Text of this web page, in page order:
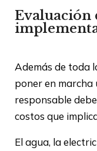
contratar una
Evaluación
Además de toda
poner en marcha
responsable
costos que
El agua, la